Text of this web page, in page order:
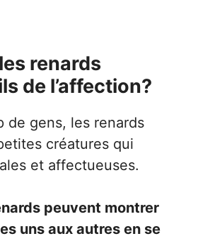
renards
de l’affection?
de gens, les renards
créatures qui
et affectueuses.
peuvent montrer
uns aux autres en se